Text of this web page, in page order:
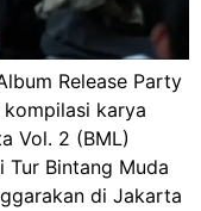
Release Party
karya
Vol. 2 (BML)
Tur Bintang Muda
di Jakarta